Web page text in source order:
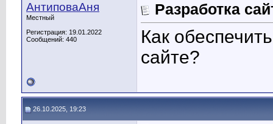
АнтиповаАня
Местный
Регистрация: 19.01.2022
Сообщений: 440
Разработка
Как
сайте?
26.10.2025, 19:23